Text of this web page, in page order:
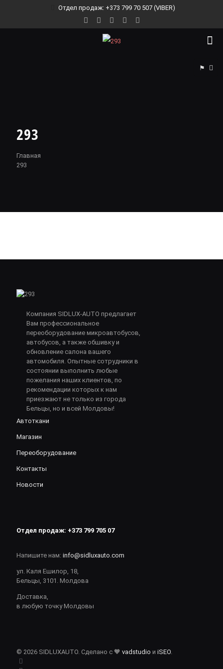
Отдел продаж: +373 799 70 507 (VIBER)
⚑
293
Главная
293
Компания SIDLUX-AUTO предлагает
Вам профессиональное
переоборудование микроавтобусов,
автобусов, а также обшивку и
обновление салона вашего
автомобиля. Опытные сотрудники в
состоянии выполнить любые
пожелания наших клиентов, по
рекомендации которых к нам
приезжают не только из города
Бельцы, но и всей Молдовы!
Автоткани
Магазин
Переоборудование
Контакты
Новости
Отдел продаж: +373 799 705 07
Напишите нам: info@sidluxauto.com
ул. Каля Ешилор, 18,
Бельцы, 3101. Молдова
Доставка,
в любую точку Молдовы
© 2026 SIDLUXAUTO. Сделано с 🧡 vadstudio и iSEO